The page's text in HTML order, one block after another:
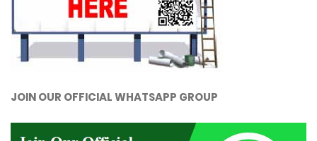
JOIN OUR OFFICIAL WHATSAPP GROUP